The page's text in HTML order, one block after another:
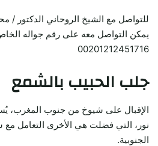
للتواصل مع الشيخ الروحاني الدكتور /
يمكن التواصل معه على رقم جواله
00201212451716
جلب الحبيب بالشمع
الإقبال على شيوخ من جنوب المغرب،
نور، التي فضلت هي الأخرى التعامل مع
الجنوبية.